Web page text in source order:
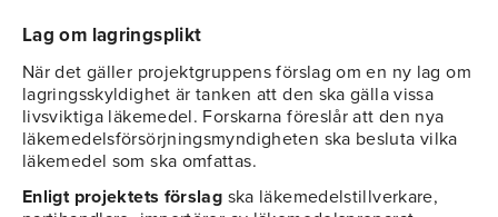
Lag om lagringsplikt
När det gäller projektgruppens förslag om en ny lag om
lagringsskyldighet är tanken att den ska gälla vissa
livsviktiga läkemedel. Forskarna föreslår att den nya
läkemedelsförsörjningsmyndigheten ska besluta vilka
läkemedel som ska omfattas.
Enligt projektets förslag ska läkemedelstillverkare,